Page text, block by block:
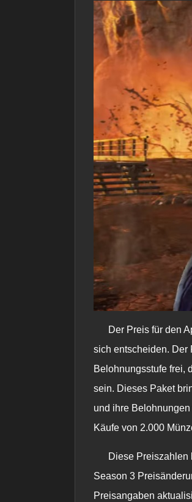
Der Preis für den
sich entscheiden. Der
Belohnungsstufe frei,
sein. Dieses Paket
und ihre
Käufe von 2.000
Diese Preiszahlen
Season 3
Preisangaben